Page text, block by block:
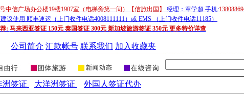
中信广场办公楼19楼1907室（电梯旁第一间）【信旅出国】 经理：章学超 手机:
建议使用 顺丰速运（上门收件电话4008111111）或 EMS （上门收件电话11185）
: 马来西亚签证 150元 泰国签证 300元 新加坡旅游签证 350元 更多特价详查
公司简介 汇款帐号 联系我们 加入收藏夹
洲签证 大洋洲签证 外国人签证代办